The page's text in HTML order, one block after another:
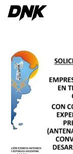
Navegación
de